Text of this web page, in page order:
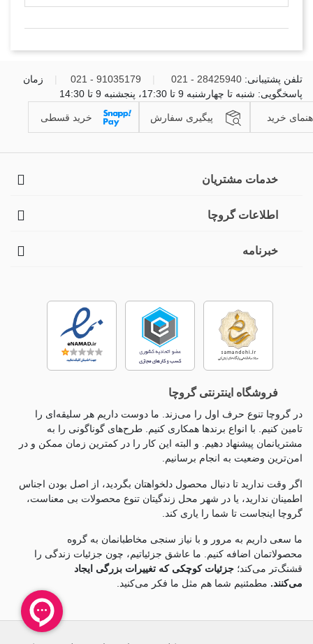
تلفن پشتیبانی: 28425940 - 021
91035179 - 021
زمان
پاسخگویی: شنبه تا چهارشنبه 9 تا 17:30، پنجشنبه 9 تا 14:30
خرید پیگیری سفارش خرید قسطی
خدمات مشتریان
اطلاعات گروچا
خبرنامه
فروشگاه اینترنتی گروچا
در گروچا تنوع حرف اول را می‌زند. ما دوست داریم هر سلیقه‌ای را
تامین کنیم. با انواع برندها همکاری کنیم. طرح‌های گوناگونی را به
مشتریانمان پیشنهاد دهیم. و البته این کار را در کمترین زمان ممکن و در
امن‌ترین وضعیت به انجام برسانیم.
اگر وقت ندارید تا دنبال محصول دلخواهتان بگردید، از اصل بودن اجناس
اطمینان ندارید، یا در شهر محل زندگیتان تنوع محصولات بی معناست،
گروچا اینجاست تا شما را یاری کند.
ما سعی داریم به مرور و با نیاز سنجی مخاطبانمان به گروه
محصولاتمان اضافه کنیم. ما عاشق جزئياتیم، چون جزئيات زندگی را
قشنگ‌تر می‌کند؛ جزئیات کوچکی که تغییرات بزرگی ایجاد
می‌کنند. مطمئنیم شما هم مثل ما فکر می‌کنید.